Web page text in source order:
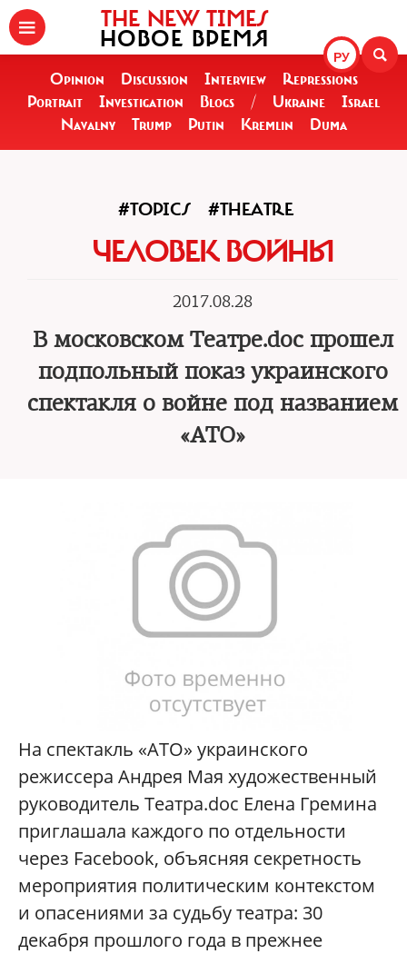
РУ
THE NEW TIMES
НОВОЕ ВРЕМЯ
Opinion Discussion Interview
Repressions
Portrait
Investigation Blogs / Ukraine
Israel
Navalny
Trump Putin Kremlin Duma
#TOPICS #THEATRE
ЧЕЛОВЕК ВОЙНЫ
2017.08.28
В московском Театре.dос прошел
подпольный показ украинского
спектакля о войне под названием
«АТО»
На спектакль «АТО» украинского
режиссера Андрея Мая художественный
руководитель Театра.doc Елена Гремина
приглашала каждого по отдельности
через Facebook, объясняя секретность
мероприятия политическим контекстом
и опасениями за судьбу театра: 30
декабря прошлого года в прежнее